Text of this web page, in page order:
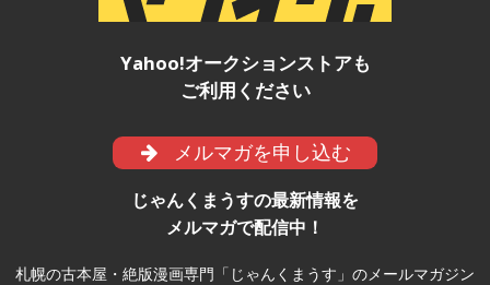
Yahoo!オークションストアも
ご利用ください
メルマガを申し込む
じゃんくまうすの最新情報を
メルマガで配信中！
札幌の古本屋・絶版漫画専門「じゃんくまうす」のメールマガジン